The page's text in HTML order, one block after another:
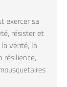
exercer sa
résister et
vérité, la
résilience,